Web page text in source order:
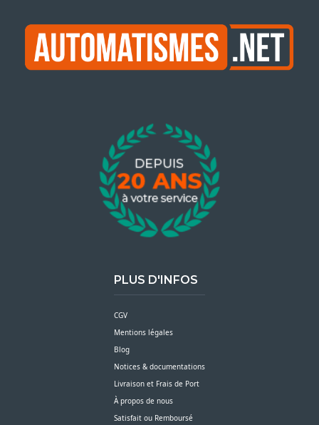
PLUS D'INFOS
CGV
Mentions légales
Blog
Notices & documentations
Livraison et Frais de Port
À propos de nous
Satisfait ou Remboursé